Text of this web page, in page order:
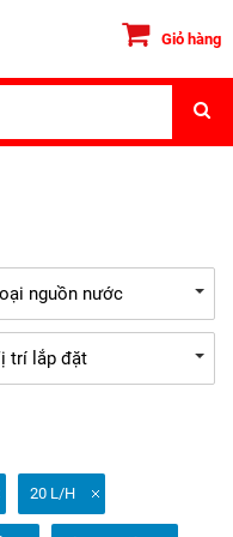
Giỏ hàng
nguồn nước
trí lắp đặt
20 L/H